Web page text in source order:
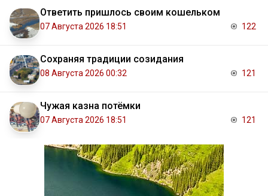
Ответить пришлось своим кошельком
07 Августа 2026 18:51 122
Сохраняя традиции созидания
08 Августа 2026 00:32 121
Чужая казна потёмки
07 Августа 2026 18:51 121